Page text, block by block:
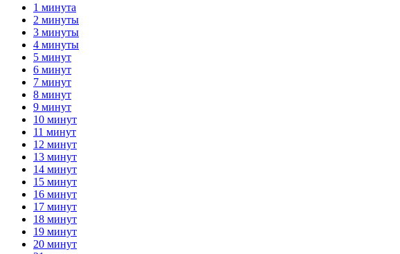
1 минута
2 минуты
3 минуты
4 минуты
5 минут
6 минут
7 минут
8 минут
9 минут
10 минут
11 минут
12 минут
13 минут
14 минут
15 минут
16 минут
17 минут
18 минут
19 минут
20 минут